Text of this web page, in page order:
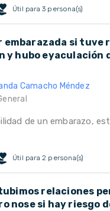
Útil para 3 persona(s)
embarazada si tuve
y hubo eyaculación
Camacho Méndez
de un embarazo,
Útil para 2 persona(s)
relaciones
nose si hay riesgo